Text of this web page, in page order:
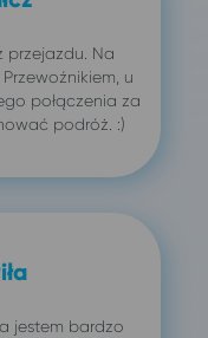
Na
u
połączenia za
podróż. :)
jestem bardzo